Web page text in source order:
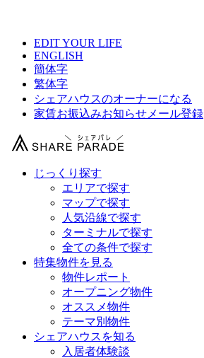
EDIT YOUR LIFE
ENGLISH
簡体字
繁体字
シェアハウスのオーナーになる
家賃お振込みお知らせメール登録
じっくり探す
エリアで探す
マップで探す
人気沿線で探す
ターミナルで探す
全ての条件で探す
特集物件を見る
物件レポート
オープニング物件
オススメ物件
テーマ別物件
シェアハウスを知る
入居者体験談